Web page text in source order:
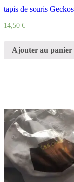
tapis de souris Geckos
14,50 €
Ajouter au panier